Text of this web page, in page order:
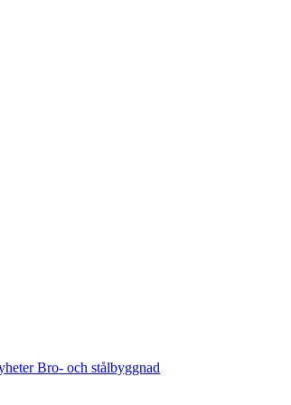
Bro- och stålbyggnad